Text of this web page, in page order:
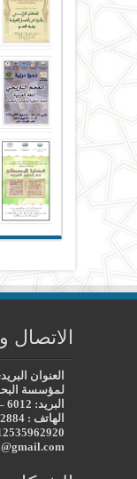
الاتصال
العنوان
لمؤسسة
البريد: 6012 – فاس 30002- المملكة المغربية.